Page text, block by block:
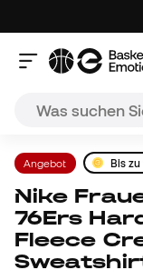
Angebot Bis zu
Nike Frauen Philadelphia
76Ers
Fleece